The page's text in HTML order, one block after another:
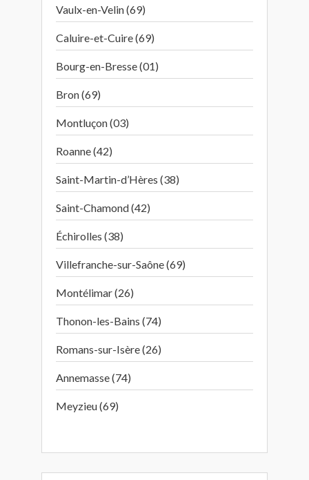
Vaulx-en-Velin (69)
Caluire-et-Cuire (69)
Bourg-en-Bresse (01)
Bron (69)
Montluçon (03)
Roanne (42)
Saint-Martin-d’Hères (38)
Saint-Chamond (42)
Échirolles (38)
Villefranche-sur-Saône (69)
Montélimar (26)
Thonon-les-Bains (74)
Romans-sur-Isère (26)
Annemasse (74)
Meyzieu (69)